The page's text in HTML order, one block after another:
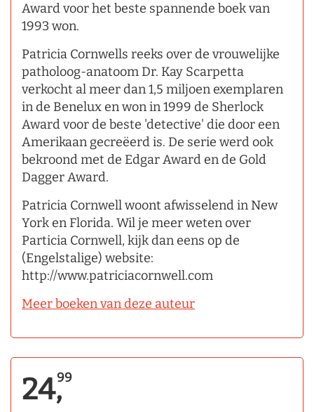
Award voor het beste spannende boek van
1993 won.
Patricia Cornwells reeks over de vrouwelijke
patholoog-anatoom Dr. Kay Scarpetta
verkocht al meer dan 1,5 miljoen exemplaren
in de Benelux en won in 1999 de Sherlock
Award voor de beste 'detective' die door een
Amerikaan gecreëerd is. De serie werd ook
bekroond met de Edgar Award en de Gold
Dagger Award.
Patricia Cornwell woont afwisselend in New
York en Florida. Wil je meer weten over
Particia Cornwell, kijk dan eens op de
(Engelstalige) website:
http://www.patriciacornwell.com
Meer boeken van deze auteur
24,99